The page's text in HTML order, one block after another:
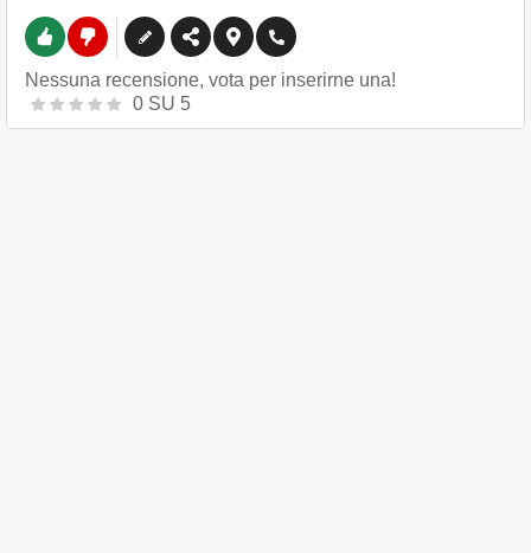
Nessuna recensione, vota per inserirne una!
0 SU 5